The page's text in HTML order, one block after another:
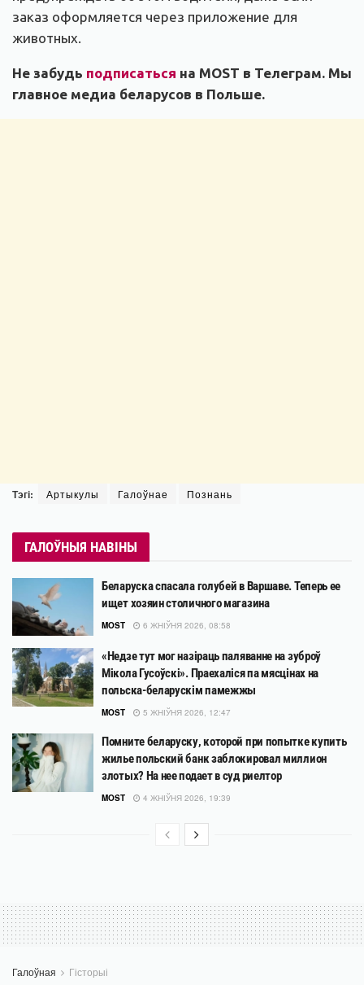
заказ оформляется через приложение для
животных.
Не забудь подписаться на MOST в Телеграм. Мы
главное медиа беларусов в Польше.
Тэгі: Артыкулы Галоўнае Познань
ГАЛОЎНЫЯ НАВІНЫ
Беларуска спасала голубей в Варшаве. Теперь ее
ищет хозяин столичного магазина
MOST 6 ЖНІЎНЯ 2026, 08:58
«Недзе тут мог назіраць паляванне на зуброў
Мікола Гусоўскі». Праехаліся па мясцінах на
польска-беларускім памежжы
MOST 5 ЖНІЎНЯ 2026, 12:47
Помните беларуску, которой при попытке купить
жилье польский банк заблокировал миллион
злотых? На нее подает в суд риелтор
MOST 4 ЖНІЎНЯ 2026, 19:39
Галоўная Гісторыі